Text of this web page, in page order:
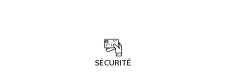
SÉCURITÉ